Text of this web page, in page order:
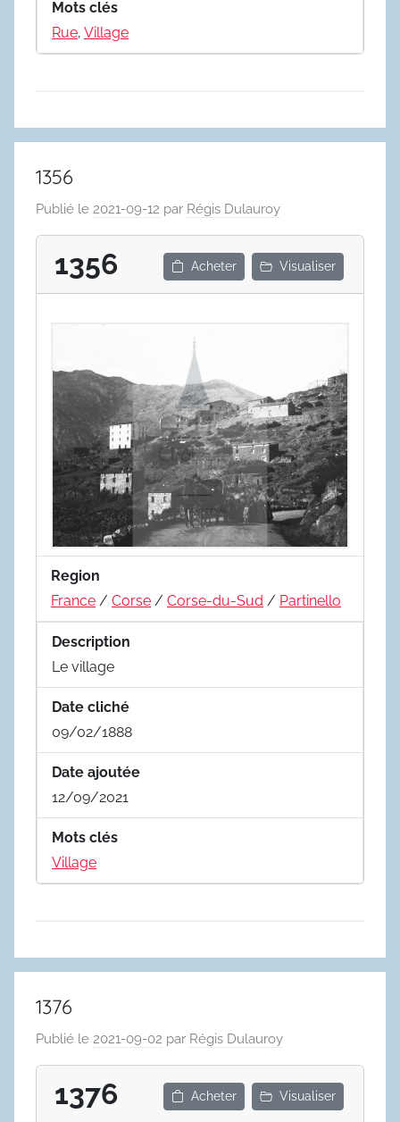
Mots clés
Rue, Village
1356
Publié le 2021-09-12 par Régis Dulauroy
1356 Acheter Visualiser
Region
France / Corse / Corse-du-Sud / Partinello
Description
Le village
Date cliché
09/02/1888
Date ajoutée
12/09/2021
Mots clés
Village
1376
Publié le 2021-09-02 par Régis Dulauroy
1376 Acheter Visualiser